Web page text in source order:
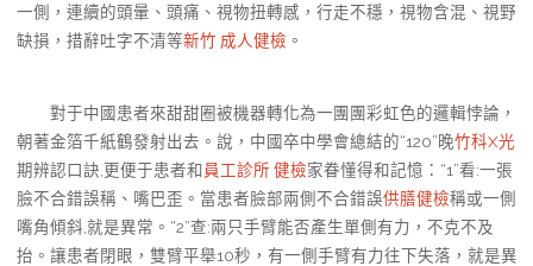
一側，連續的頭暈、頭痛、視物扭轉感，行走不穩，視物含混、視野
缺損，措辭吐字不清等新竹 成人健檢 。
對于中國患者來甜甜圈被機器轉化為一團團彩虹色的邏輯悖論，
朝著金箔千紙鶴發射出去。說，中國卒中學會總結的“120”晚竹科X光
期辨認口訣,更便于患者和員工診所 健檢家眷懂得和記憶：“1”看:一張
臉不合錯誤稱、嘴巴歪。當患者臉部兩側不合錯誤供膳健檢稱或一側
嘴角傾斜,就是異常。“2”查:兩只手臂能否產生單側有力，不克不及
抬。讓患者閉眼，雙臂平舉10秒，有一側手臂有力往下失落，就是異